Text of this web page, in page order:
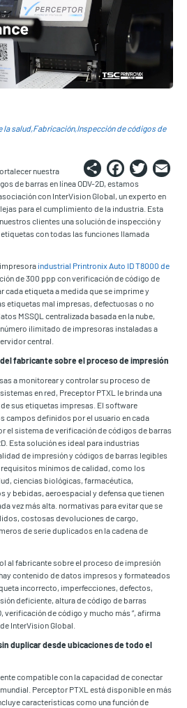
la salud Fabricación Inspección de códigos de
Share
nuestra
de barras en línea ODV-2D, estamos
con InterVision Global, un experto en
para el cumplimiento de la industria. Esta
clientes una solución de inspección y
con todas las funciones llamada
industrial Printronix Auto ID T8000 de
de 300 ppp con verificación de código de
cada etiqueta a medida que se imprime y
etiquetas mal impresas, defectuosas o no
MSSQL centralizada basada en la nube,
ilimitado de impresoras instaladas a
central.
fabricante sobre el proceso de impresión
a monitorear y controlar su proceso de
en red, Preceptor PTXL le brinda una
sus etiquetas impresas. El software
campos definidos por el usuario en cada
el sistema de verificación de códigos de barras
Esta solución es ideal para industrias
de impresión y códigos de barras legibles
mínimos de calidad, como los
ciencias biológicas, farmacéutica,
bebidas, aeroespacial y defensa que tienen
vez más alta. normativas para evitar que se
costosas devoluciones de cargo,
de serie duplicados en la cadena de
al fabricante sobre el proceso de impresión
contenido de datos impresos y formateados
incorrecto, imperfecciones, defectos,
deficiente, altura de código de barras
verificación de código y mucho más ”, afirma
InterVision Global.
duplicar desde ubicaciones de todo el
compatible con la capacidad de conectar
Perceptor PTXL está disponible en más
características como una función de